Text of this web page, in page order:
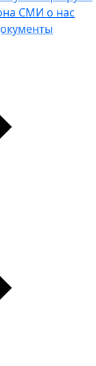
СМИ о нас